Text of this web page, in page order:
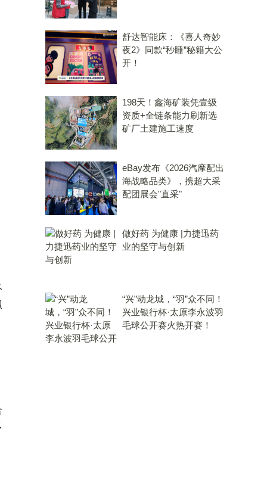
舒达智能床：《喜人奇妙
夜2》同款“秒睡”秘籍大公
开！
198天！鑫海矿装凭壹级
资质+全链条能力刷新选
矿厂土建施工速度
eBay发布《2026汽摩配出
海战略品类》，携超大采
配团展会"直采"
做好药 为健康 |力捷迅药
业的坚守与创新
“兴”动龙城，“羽”众不同！
兴业银行杯·太原李永波羽
毛球公开赛火热开赛！